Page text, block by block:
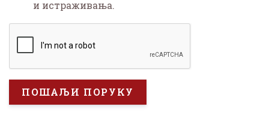
и истраживања.
ПОШАЉИ ПОРУКУ